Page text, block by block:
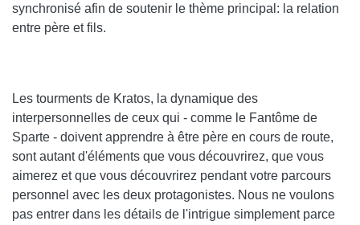
synchronisé afin de soutenir le thème principal: la relation
entre père et fils.
Les tourments de Kratos, la dynamique des
interpersonnelles de ceux qui - comme le Fantôme de
Sparte - doivent apprendre à être père en cours de route,
sont autant d'éléments que vous découvrirez, que vous
aimerez et que vous découvrirez pendant votre parcours
personnel avec les deux protagonistes. Nous ne voulons
pas entrer dans les détails de l'intrigue simplement parce